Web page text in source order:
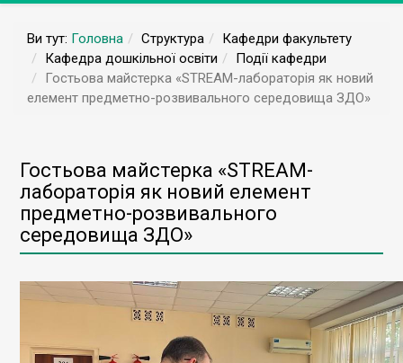
Ви тут: Головна Структура
Кафедри факультету
Кафедра дошкільної освіти
Події кафедри
Гостьова майстерка «STREAM-лабораторія як новий
елемент предметно-розвивального середовища ЗДО»
Гостьова майстерка «STREAM-
лабораторія як новий елемент
предметно-розвивального
середовища ЗДО»